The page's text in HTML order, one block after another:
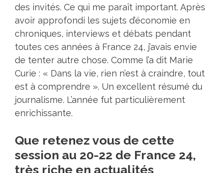
des invités. Ce qui me paraît important. Après
avoir approfondi les sujets d’économie en
chroniques, interviews et débats pendant
toutes ces années à France 24, j’avais envie
de tenter autre chose. Comme l’a dit Marie
Curie : « Dans la vie, rien n’est à craindre, tout
est à comprendre ». Un excellent résumé du
journalisme. L’année fut particulièrement
enrichissante.
Que retenez vous de cette
session au 20-22 de France 24,
très riche en actualités